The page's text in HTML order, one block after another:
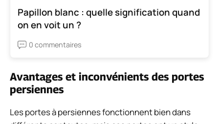
Papillon blanc : quelle signification quand
on en voit un ?
0 commentaires
Avantages et inconvénients des portes
persiennes
Les portes à persiennes fonctionnent bien dans